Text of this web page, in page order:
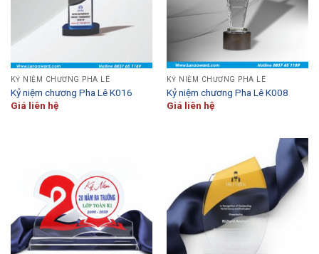
KỶ NIỆM CHƯƠNG PHA LÊ
Kỷ niệm chương Pha Lê K016
Giá liên hệ
KỶ NIỆM CHƯƠNG PHA LÊ
Kỷ niệm chương Pha Lê K008
Giá liên hệ